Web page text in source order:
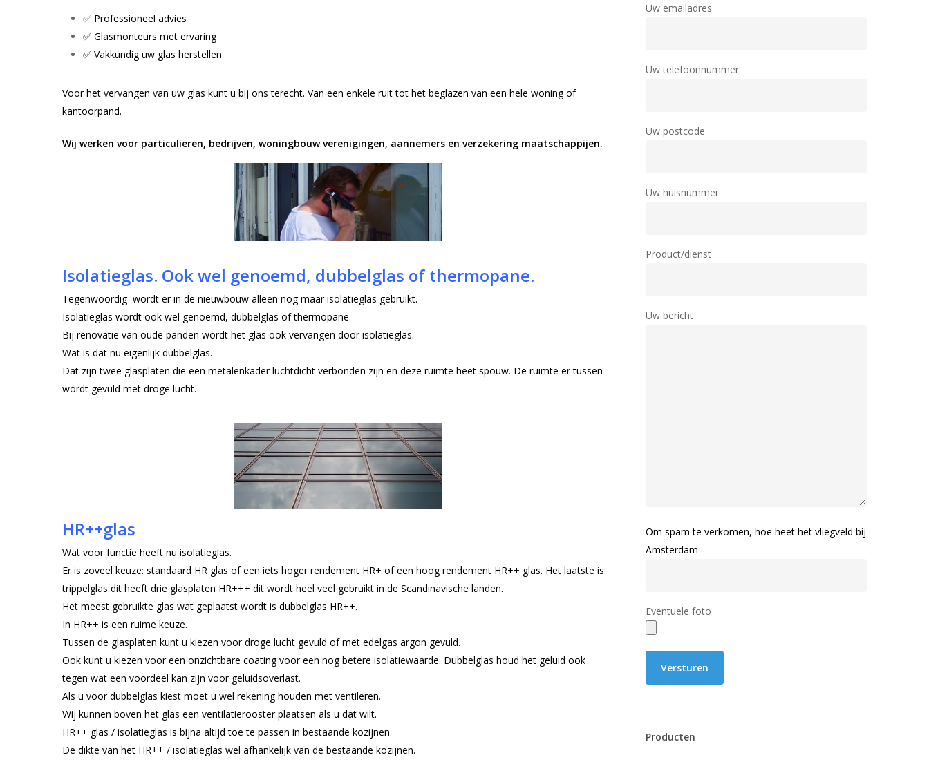
Hit enter to search or ESC to close
✅ Professioneel advies
✅ Glasmonteurs met ervaring
✅ Vakkundig uw glas herstellen
Voor het vervangen van uw glas kunt u bij ons terecht. Van een enkele ruit tot het beglazen van een hele woning of
kantoorpand.
Wij werken voor particulieren, bedrijven, woningbouw verenigingen, aannemers en verzekering maatschappijen.
Isolatieglas. Ook wel genoemd, dubbelglas of thermopane.
Tegenwoordig wordt er in de nieuwbouw alleen nog maar isolatieglas gebruikt.
Isolatieglas wordt ook wel genoemd, dubbelglas of thermopane.
Bij renovatie van oude panden wordt het glas ook vervangen door isolatieglas.
Wat is dat nu eigenlijk dubbelglas.
Dat zijn twee glasplaten die een metalenkader luchtdicht verbonden zijn en deze ruimte heet spouw. De ruimte er tussen
wordt gevuld met droge lucht.
HR++glas
Wat voor functie heeft nu isolatieglas.
Er is zoveel keuze: standaard HR glas of een iets hoger rendement HR+ of een hoog rendement HR++ glas. Het laatste is
trippelglas dit heeft drie glasplaten HR+++ dit wordt heel veel gebruikt in de Scandinavische landen.
Het meest gebruikte glas wat geplaatst wordt is dubbelglas HR++.
In HR++ is een ruime keuze.
Tussen de glasplaten kunt u kiezen voor droge lucht gevuld of met edelgas argon gevuld.
Ook kunt u kiezen voor een onzichtbare coating voor een nog betere isolatiewaarde. Dubbelglas houd het geluid ook
tegen wat een voordeel kan zijn voor geluidsoverlast.
Als u voor dubbelglas kiest moet u wel rekening houden met ventileren.
Wij kunnen boven het glas een ventilatierooster plaatsen als u dat wilt.
HR++ glas / isolatieglas is bijna altijd toe te passen in bestaande kozijnen.
De dikte van het HR++ / isolatieglas wel afhankelijk van de bestaande kozijnen.
Uw emailadres
Uw telefoonnummer
Uw postcode
Uw huisnummer
Product/dienst
Uw bericht
Om spam te verkomen, hoe heet het vliegveld bij
Amsterdam
Eventuele foto
Producten